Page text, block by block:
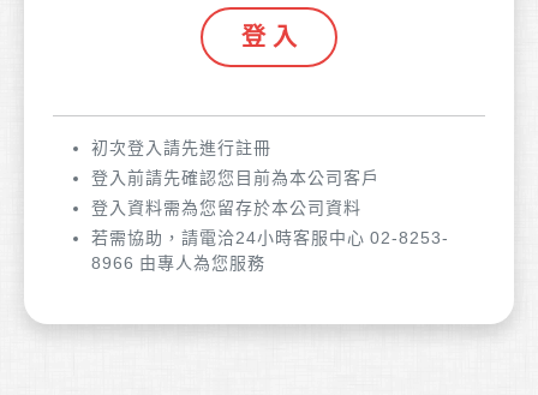
登 入
初次登入請先進行註冊
登入前請先確認您目前為本公司客戶
登入資料需為您留存於本公司資料
若需協助，請電洽24小時客服中心 02-8253-
8966 由專人為您服務